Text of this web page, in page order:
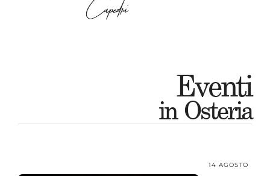
Eventi
in Osteria
14 AGOSTO